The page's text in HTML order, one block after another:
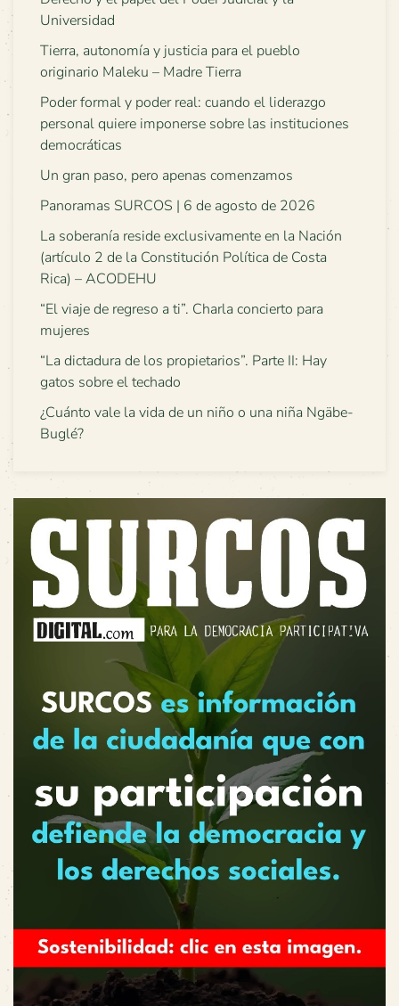
Universidad
Tierra, autonomía y justicia para el pueblo
originario Maleku – Madre Tierra
Poder formal y poder real: cuando el liderazgo
personal quiere imponerse sobre las instituciones
democráticas
Un gran paso, pero apenas comenzamos
Panoramas SURCOS | 6 de agosto de 2026
La soberanía reside exclusivamente en la Nación
(artículo 2 de la Constitución Política de Costa
Rica) – ACODEHU
“El viaje de regreso a ti”. Charla concierto para
mujeres
“La dictadura de los propietarios”. Parte II: Hay
gatos sobre el techado
¿Cuánto vale la vida de un niño o una niña Ngäbe-
Buglé?